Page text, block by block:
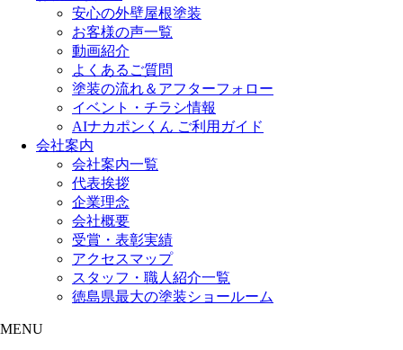
安心の外壁屋根塗装
お客様の声一覧
動画紹介
よくあるご質問
塗装の流れ＆アフターフォロー
イベント・チラシ情報
AIナカポンくん ご利用ガイド
会社案内
会社案内一覧
代表挨拶
企業理念
会社概要
受賞・表彰実績
アクセスマップ
スタッフ・職人紹介一覧
徳島県最大の塗装ショールーム
MENU